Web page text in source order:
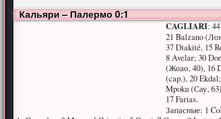
Кальяри – Палермо 0:1
CAGLIARI:
21 Balzano
37 Diakité, 15
8 Avelar; 30
(Жоао, 40), 16
(cap.), 20
Mpoku (Сау,
17 Farias.
Запасные: 1